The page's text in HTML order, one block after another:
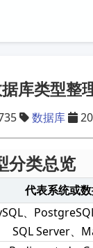
库类型整
数据库
分类总览
代表系统或
、
SQL Server、